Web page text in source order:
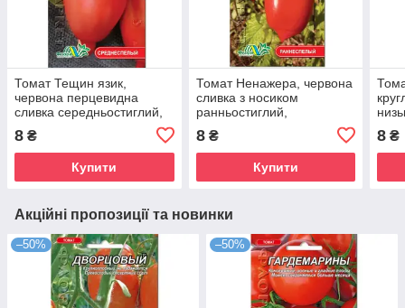
Томат Тещин язик,
червона перцевидна
сливка середньостиглий,
індетермінантний, насіння
0.1 г
8 ₴
Купити
Томат Ненажера, червона
сливка з носиком
ранньостиглий,
низькорослий, насіння 0.1
г
8₴
Купити
0.3 г
8 ₴
Акційні пропозиції та новинки
–50% –50%